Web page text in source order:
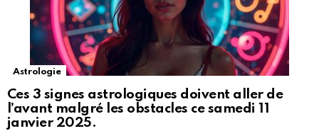
Astrologie
Ces 3 signes astrologiques doivent aller de
l’avant malgré les obstacles ce samedi 11
janvier 2025.